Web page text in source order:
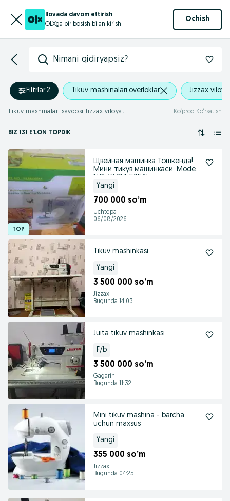
Ilovada davom ettirish
OLXga bir bosish bilan kirish
Ochish
Nimani qidiryapsiz?
Filtrlar·2 Tikuv mashinalari,overloklar Jizzax
Tikuv mashinalari savdosi Jizzax viloyati Ko‘proq Ko‘rsatish
BIZ 131 E'LON TOPDIK
Щвейная машинка Тошкенда!
Мини тикув машинкаси. Model
Yangi
700 000 so’m
Uchtepa
06/08/2026
Tikuv mashinkasi
Yangi
3 500 000 so’m
Jizzax
Bugunda 14:03
Juita tikuv mashinkasi
F/b
3 500 000 so’m
Gagarin
Bugunda 11:32
Mini tikuv mashina - barcha
uchun maxsus
Yangi
355 000 so’m
Jizzax
Bugunda 04:25